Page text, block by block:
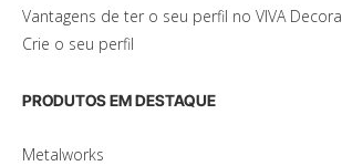
Vantagens de ter o seu perfil no VIVA Decora
Crie o seu perfil
PRODUTOS EM DESTAQUE
Metalworks